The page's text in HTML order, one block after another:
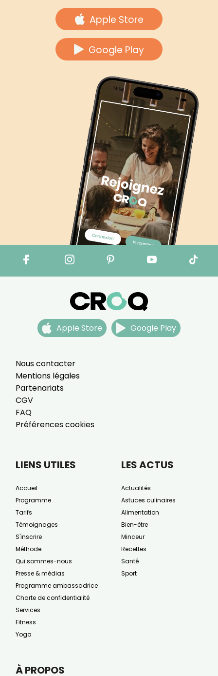
Apple Store
Google Play
Nous contacter
Mentions légales
Partenariats
CGV
FAQ
Préférences cookies
Apple Store Google Play
À PROPOS
LIENS UTILES
Accueil
Programme
Tarifs
Témoignages
S'inscrire
Méthode
Qui sommes-nous
Presse & médias
Programme ambassadrice
Charte de confidentialité
Services
Fitness
Yoga
LES ACTUS
Actualités
Astuces culinaires
Alimentation
Bien-être
Minceur
Recettes
Santé
Sport